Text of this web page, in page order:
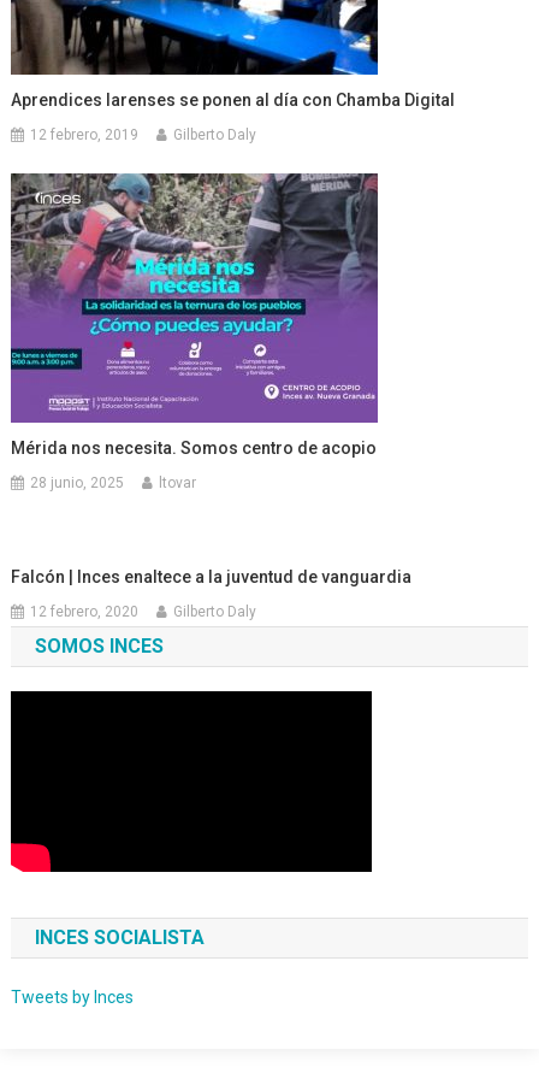
Aprendices larenses se ponen al día con Chamba Digital
12 febrero, 2019 Gilberto Daly
Mérida nos necesita. Somos centro de acopio
28 junio, 2025 ltovar
Falcón | Inces enaltece a la juventud de vanguardia
12 febrero, 2020 Gilberto Daly
SOMOS INCES
INCES SOCIALISTA
Tweets by Inces